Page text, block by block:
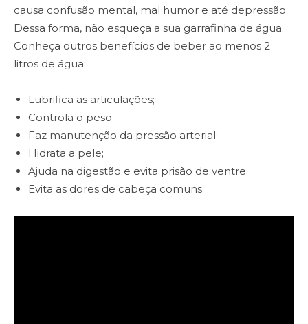
causa confusão mental, mal humor e até depressão.
Dessa forma, não esqueça a sua garrafinha de água.
Conheça outros benefícios de beber ao menos 2
litros de água:
Lubrifica as articulações;
Controla o peso;
Faz manutenção da pressão arterial;
Hidrata a pele;
Ajuda na digestão e evita prisão de ventre;
Evita as dores de cabeça comuns.